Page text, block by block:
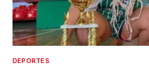
DEPORTES